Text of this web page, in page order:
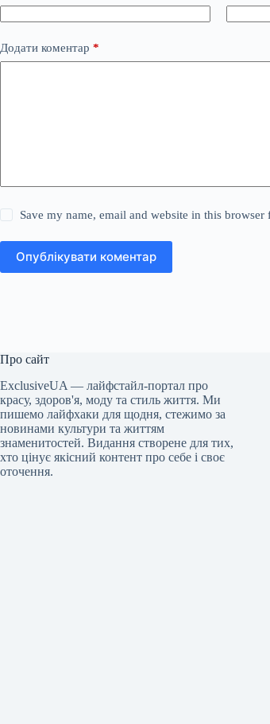
Додати коментар *
Save my name, email and website in this
Опублікувати коментар
Про сайт
ExclusiveUA — лайфстайл-портал про
красу, здоров'я, моду та стиль життя. Ми
пишемо лайфхаки для щодня, стежимо за
новинами культури та життям
знаменитостей. Видання створене для тих,
хто цінує якісний контент про себе і своє
оточення.